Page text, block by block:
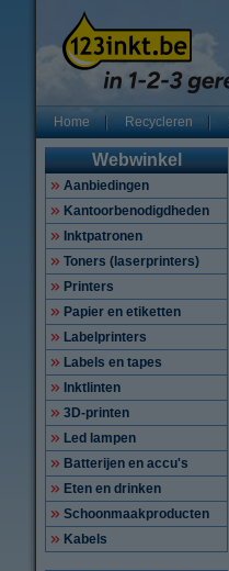
Home Recycleren
Webwinkel
Aanbiedingen
Kantoorbenodigdheden
Inktpatronen
Toners (laserprinters)
Printers
Papier en etiketten
Labelprinters
Labels en tapes
Inktlinten
3D-printen
Led lampen
Batterijen en accu's
Eten en drinken
Schoonmaakproducten
Kabels